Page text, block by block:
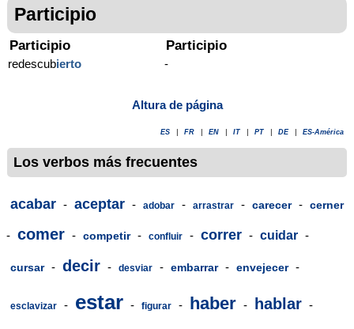
Participio
Participio
redescubierto
Participio
-
Altura de página
ES FR EN IT PT DE ES-América
Los verbos más frecuentes
acabar - aceptar - adobar - arrastrar - carecer - cerner
- comer - competir - confluir - correr - cuidar -
cursar - decir - desviar - embarrar - envejecer -
esclavizar - estar - figurar - haber - hablar -